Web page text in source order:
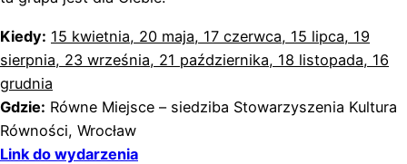
Kiedy: 15 kwietnia, 20 maja, 17 czerwca, 15 lipca, 19
sierpnia, 23 września, 21 października, 18 listopada, 16
grudnia
Gdzie: Równe Miejsce – siedziba Stowarzyszenia Kultura
Równości, Wrocław
Link do wydarzenia